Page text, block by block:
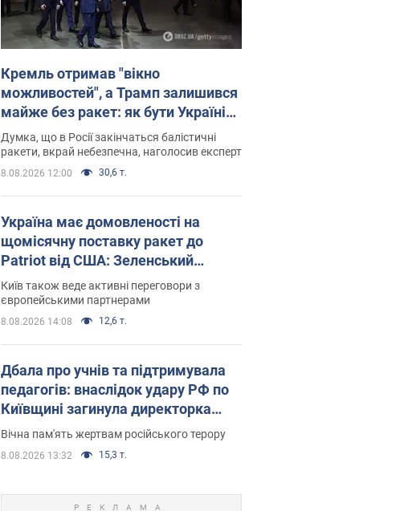
Кремль отримав "вікно
можливостей", а Трамп залишився
майже без ракет: як бути Україні?
Інтерв’ю з Мельником
Думка, що в Росії закінчаться балістичні
ракети, вкрай небезпечна, наголосив експерт
8.08.2026 12:00 30,6 т.
Україна має домовленості на
щомісячну поставку ракет до
Patriot від США: Зеленський
розкрив подробиці
Київ також веде активні переговори з
європейськими партнерами
8.08.2026 14:08 12,6 т.
Дбала про учнів та підтримувала
педагогів: внаслідок удару РФ по
Київщині загинула директорка
київського ліцею, її чоловік та онук
Вічна пам'ять жертвам російського терору
8.08.2026 13:32 15,3 т.